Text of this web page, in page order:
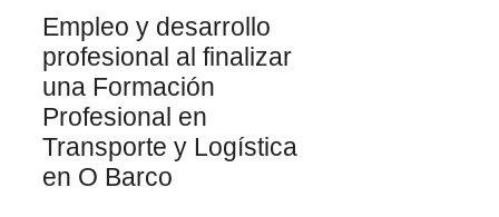
Empleo y desarrollo
profesional al finalizar
una Formación
Profesional en
Transporte y Logística
en O Barco